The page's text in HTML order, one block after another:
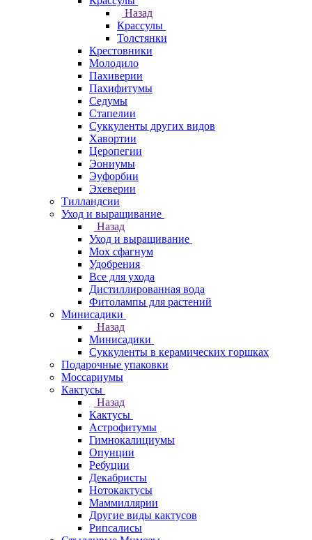
Назад
Крассулы
Толстянки
Крестовники
Молодило
Пахиверии
Пахифитумы
Седумы
Стапелии
Суккуленты других видов
Хавортии
Церопегии
Эониумы
Эуфорбии
Эхеверии
Тилландсии
Уход и выращивание
Назад
Уход и выращивание
Мох сфагнум
Удобрения
Все для ухода
Дистиллированная вода
Фитолампы для растений
Минисадики
Назад
Минисадики
Суккуленты в керамических горшках
Подарочные упаковки
Моссариумы
Кактусы
Назад
Кактусы
Астрофитумы
Гимнокалициумы
Опунции
Ребуции
Декабристы
Нотокактусы
Маммиллярии
Другие виды кактусов
Рипсалисы